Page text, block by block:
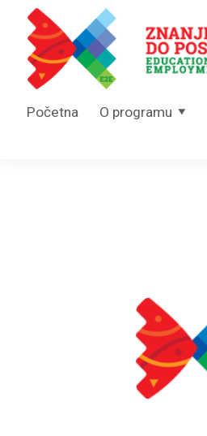
Skip to content
Početna O programu